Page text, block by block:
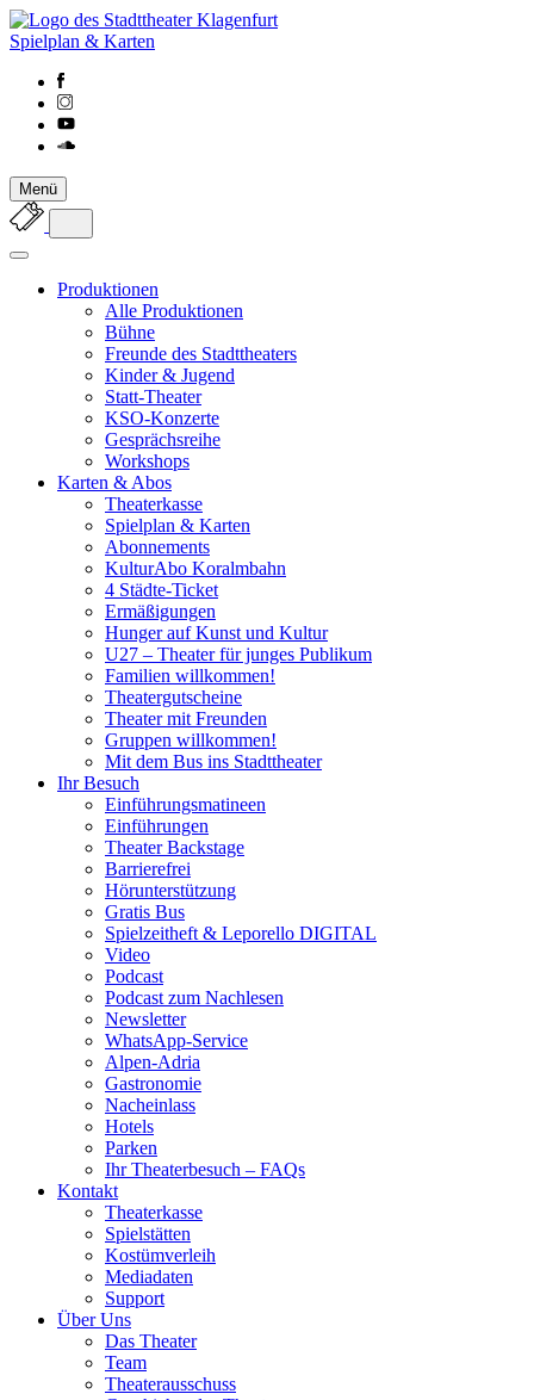
Spielplan & Karten
Menü
Produktionen
Alle Produktionen
Bühne
Freunde des Stadttheaters
Kinder & Jugend
Statt-Theater
KSO-Konzerte
Gesprächsreihe
Workshops
Karten & Abos
Theaterkasse
Spielplan & Karten
Abonnements
KulturAbo Koralmbahn
4 Städte-Ticket
Ermäßigungen
Hunger auf Kunst und Kultur
U27 – Theater für junges Publikum
Familien willkommen!
Theatergutscheine
Theater mit Freunden
Gruppen willkommen!
Mit dem Bus ins Stadttheater
Ihr Besuch
Einführungsmatineen
Einführungen
Theater Backstage
Barrierefrei
Hörunterstützung
Gratis Bus
Spielzeitheft & Leporello DIGITAL
Video
Podcast
Podcast zum Nachlesen
Newsletter
WhatsApp-Service
Alpen-Adria
Gastronomie
Nacheinlass
Hotels
Parken
Ihr Theaterbesuch – FAQs
Kontakt
Theaterkasse
Spielstätten
Kostümverleih
Mediadaten
Support
Über Uns
Das Theater
Team
Theaterausschuss